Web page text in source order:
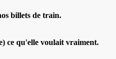
billets de train.
ce qu'elle voulait vraiment.